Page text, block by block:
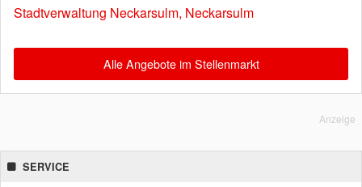
Stadtverwaltung Neckarsulm, Neckarsulm
Alle Angebote im Stellenmarkt
Anzeige
SERVICE